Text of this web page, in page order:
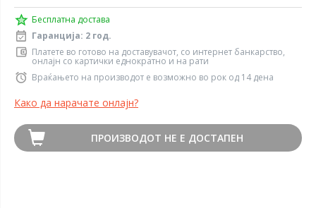
Бесплатна достава
Гаранција: 2 год.
Платете во готово на доставувачот, со интернет банкарство,
онлајн со картички еднократно и на рати
Враќањето на производот е возможно во рок од 14 дена
Како да нарачате онлајн?
ПРОИЗВОДОТ НЕ Е ДОСТАПЕН